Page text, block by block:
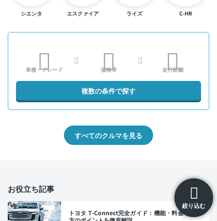
絞り込む
シエンタ エスクァイア ライズ C-HR
車種・グレード 価格帯 走行距離
複数の条件で探す
すべてのクルマを見る
お役立ち記事
トヨタ T-Connect完全ガイド：機能・料金・選び